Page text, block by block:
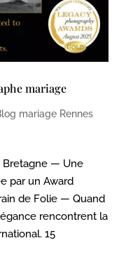
mariage
mariage Rennes
Bretagne — Une
par un Award
de Folie — Quand
rencontrent la
15